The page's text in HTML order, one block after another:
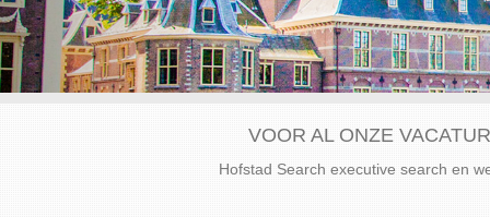
VOOR AL ONZE
Hofstad Search executive search en